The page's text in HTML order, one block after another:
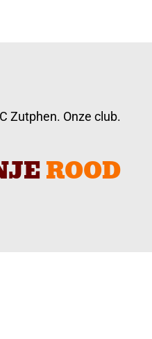
Zutphen. Onze club.
ROOD